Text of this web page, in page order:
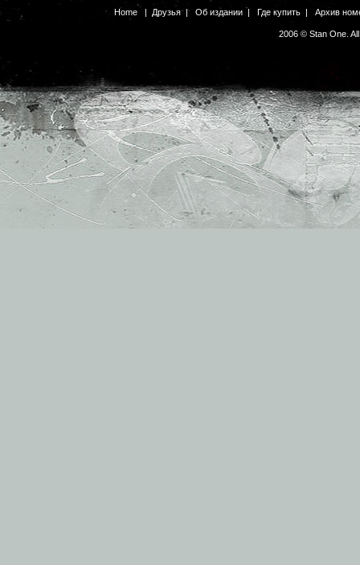
Home | Друзья| Об издании | Где купить | Архив
2006 © Stan One.